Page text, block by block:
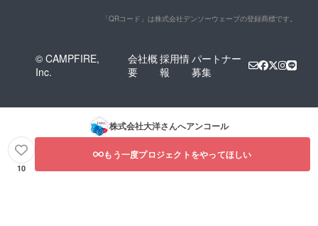
「QRコード」は株式会社デンソーウェーブの登録商標です。
© CAMPFIRE,
Inc.
会社概
要
採用情
報
パートナー
募集
株式会社大洋さんへアンコール
10
もう一度プロジェクトをやってほしい